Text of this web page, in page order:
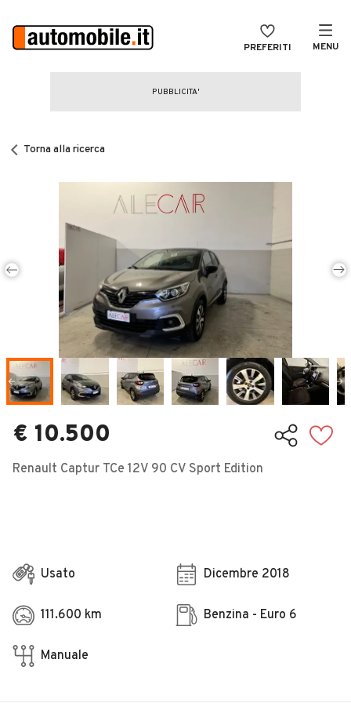
PREFERITI MENU
CERCA
Noleggio a lungo termine
Auto d'epoca
Moto
Camper
Veicoli Commerciali
Concessionari
Torna alla ricerca
€ 10.500
Renault Captur TCe 12V 90 CV Sport Edition
Usato Dicembre 2018
111.600 km Benzina - Euro 6
Manuale